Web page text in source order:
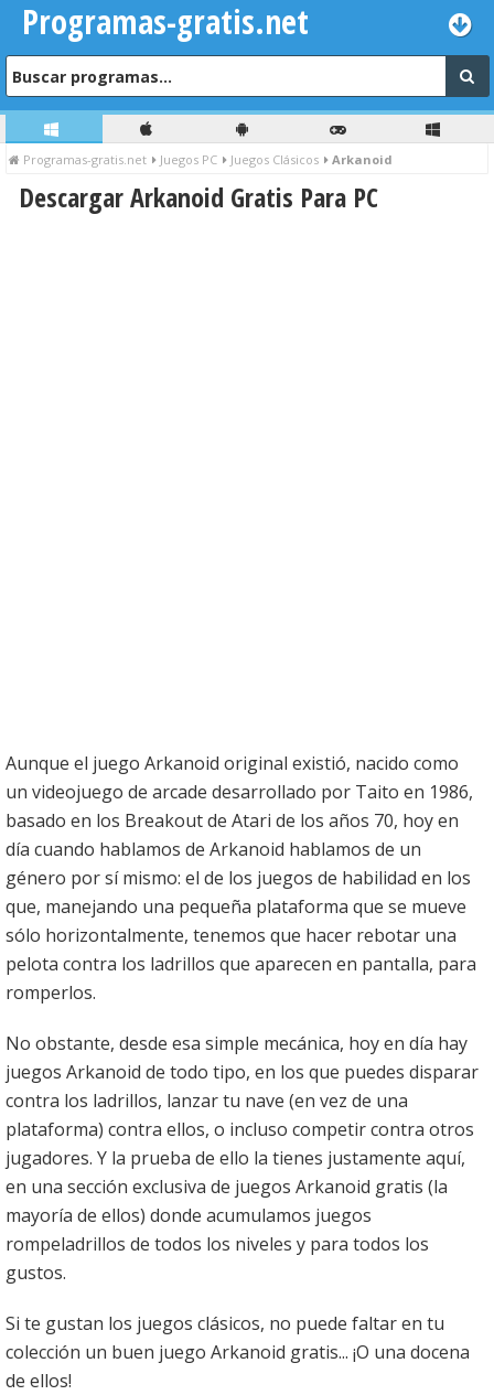
Programas-gratis.net
Programas-gratis.net Juegos PC Juegos Clásicos Arkanoid
Descargar Arkanoid Gratis Para PC
Aunque el juego Arkanoid original existió, nacido como
un videojuego de arcade desarrollado por Taito en 1986,
basado en los Breakout de Atari de los años 70, hoy en
día cuando hablamos de Arkanoid hablamos de un
género por sí mismo: el de los juegos de habilidad en los
que, manejando una pequeña plataforma que se mueve
sólo horizontalmente, tenemos que hacer rebotar una
pelota contra los ladrillos que aparecen en pantalla, para
romperlos.
No obstante, desde esa simple mecánica, hoy en día hay
juegos Arkanoid de todo tipo, en los que puedes disparar
contra los ladrillos, lanzar tu nave (en vez de una
plataforma) contra ellos, o incluso competir contra otros
jugadores. Y la prueba de ello la tienes justamente aquí,
en una sección exclusiva de juegos Arkanoid gratis (la
mayoría de ellos) donde acumulamos juegos
rompeladrillos de todos los niveles y para todos los
gustos.
Si te gustan los juegos clásicos, no puede faltar en tu
colección un buen juego Arkanoid gratis... ¡O una docena
de ellos!